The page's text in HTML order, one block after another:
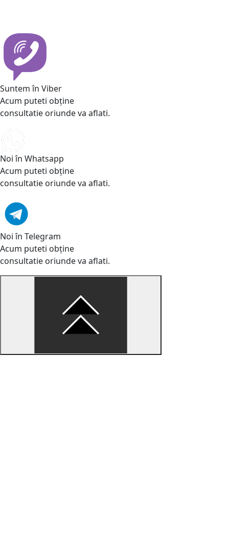
Suntem în Viber
Acum puteti obține
consultatie oriunde va aflati.
Noi în Whatsapp
Acum puteti obține
consultatie oriunde va aflati.
Noi în Telegram
Acum puteti obține
consultatie oriunde va aflati.